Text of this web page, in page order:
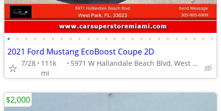
• • • • • • • • • • • • • • • • • • • • • • • •
2021 Ford Mustang EcoBoost Coupe 2D
7/28
111k
mi
5971 W Hallandale Beach Blvd, West Park
$2,000